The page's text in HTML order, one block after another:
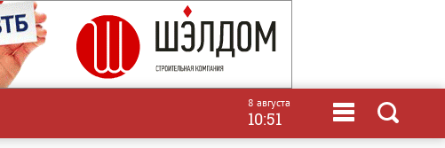
8 августа
10:51